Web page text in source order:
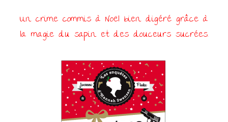
Un crime commis à Noël bien digéré grâce à
la magie du sapin et des douceurs sucrées.